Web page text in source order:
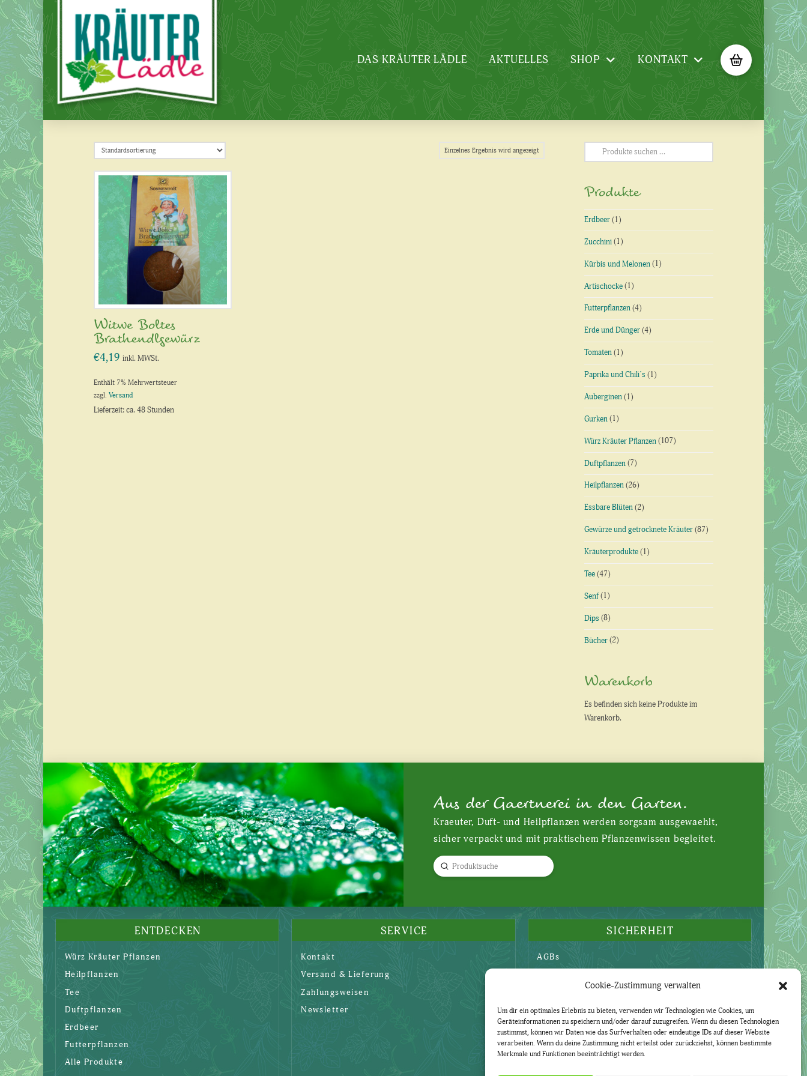
Cookie-Zustimmung verwalten
Um dir ein optimales Erlebnis zu bieten, verwenden wir Technologien wie Cookies, um
Geräteinformationen zu speichern und/oder darauf zuzugreifen. Wenn du diesen Technologien
zustimmst, können wir Daten wie das Surfverhalten oder eindeutige IDs auf dieser Website
verarbeiten. Wenn du deine Zustimmung nicht erteilst oder zurückziehst, können bestimmte
Merkmale und Funktionen beeinträchtigt werden.
DAS KRÄUTER LÄDLE AKTUELLES SHOP KONTAKT
Einzelnes Ergebnis wird angezeigt
Witwe Boltes
Brathendlgewürz
€4,19 inkl. MWSt.
Enthält 7% Mehrwertsteuer
zzgl. Versand
Lieferzeit: ca. 48 Stunden
Suchen
nach:
Produkte
Erdbeer (1)
Zucchini (1)
Kürbis und Melonen (1)
Artischocke (1)
Futterpflanzen (4)
Erde und Dünger (4)
Tomaten (1)
Paprika und Chili´s (1)
Auberginen (1)
Gurken (1)
Würz Kräuter Pflanzen (107)
Duftpflanzen (7)
Heilpflanzen (26)
Essbare Blüten (2)
Gewürze und getrocknete Kräuter (87)
Kräuterprodukte (1)
Tee (47)
Senf(1)
Dips (8)
Bücher (2)
Warenkorb
Es befinden sich keine Produkte im
Warenkorb.
Aus der Gaertnerei in den Garten.
Kraeuter, Duft- und Heilpflanzen werden sorgsam ausgewaehlt,
sicher verpackt und mit praktischem Pflanzenwissen begleitet.
Search
Submit
ENTDECKEN
Würz Kräuter Pflanzen
Heilpflanzen
Tee
Duftpflanzen
Erdbeer
Futterpflanzen
Alle Produkte
SERVICE
Kontakt
Versand & Lieferung
Zahlungsweisen
Newsletter
SICHERHEIT
AGBs
Impressum